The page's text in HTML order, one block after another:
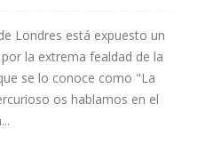
Londres está expuesto un
la extrema fealdad de la
se lo conoce como "La
os hablamos en el